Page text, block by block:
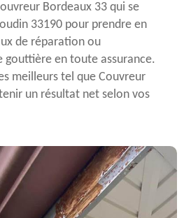
Bordeaux 33 qui se
33190 pour prendre en
de réparation ou
en toute assurance.
meilleurs tel que Couvreur
un résultat net selon vos